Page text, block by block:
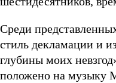
Среди
стиль декламации и
глубины моих
положено на музыку